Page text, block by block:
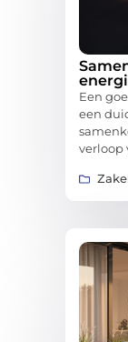
Een
een
verloop